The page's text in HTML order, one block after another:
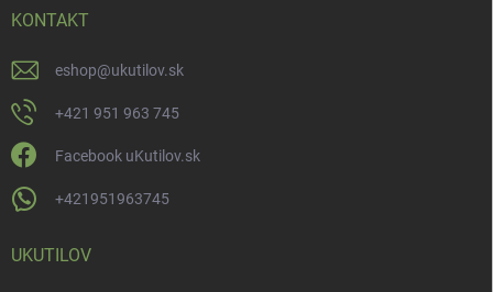
KONTAKT
eshop@ukutilov.sk
+421 951 963 745
Facebook uKutilov.sk
+421951963745
UKUTILOV